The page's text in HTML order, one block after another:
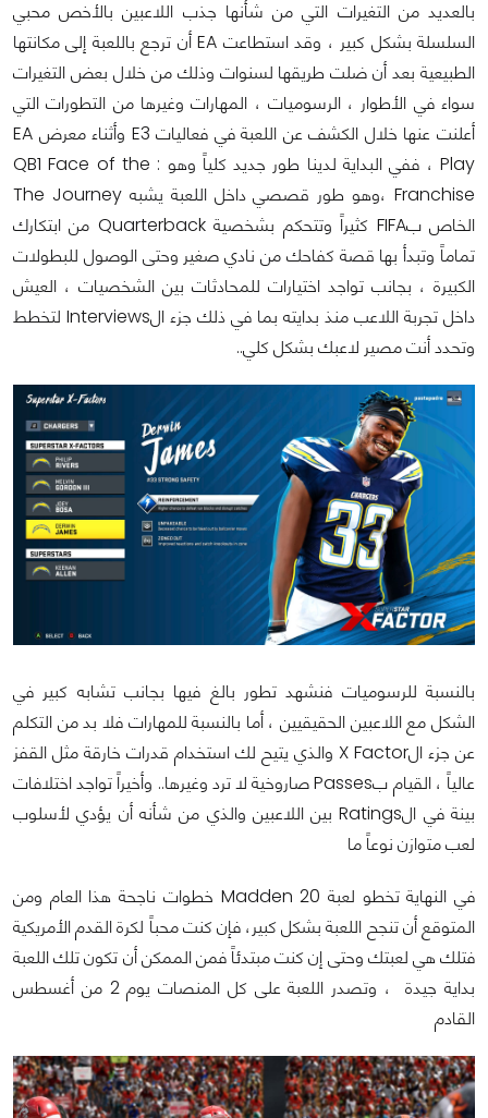
بالعديد من التغيرات التي من شأنها جذب اللاعبين بالأخص محبي
السلسلة بشكل كبير ، وقد استطاعت EA أن ترجع باللعبة إلى مكانتها
الطبيعية بعد أن ضلت طريقها لسنوات وذلك من خلال بعض التغيرات
سواء في الأطوار ، الرسوميات ، المهارات وغيرها من التطورات التي
أعلنت عنها خلال الكشف عن اللعبة في فعاليات E3 وأثناء معرض EA
Play ، ففي البداية لدينا طور جديد كلياً وهو : QB1 Face of the
Franchise ،وهو طور قصصي داخل اللعبة يشبه The Journey
الخاص بFIFA كثيراً وتتحكم بشخصية Quarterback من ابتكارك
تماماً وتبدأ بها قصة كفاحك من نادي صغير وحتى الوصول للبطولات
الكبيرة ، بجانب تواجد اختيارات للمحادثات بين الشخصيات ، العيش
داخل تجربة اللاعب منذ بدايته بما في ذلك جزء الInterviews لتخطط
وتحدد أنت مصير لاعبك بشكل كلي..
بالنسبة للرسوميات فنشهد تطور بالغ فيها بجانب تشابه كبير في
الشكل مع اللاعبين الحقيقيين ، أما بالنسبة للمهارات فلا بد من التكلم
عن جزء الX Factor والذي يتيح لك استخدام قدرات خارقة مثل القفز
عالياً ، القيام بPasses صاروخية لا ترد وغيرها.. وأخيراً تواجد اختلافات
بينة في الRatings بين اللاعبين والذي من شأنه أن يؤدي لأسلوب
لعب متوازن نوعاً ما
في النهاية تخطو لعبة Madden 20 خطوات ناجحة هذا العام ومن
المتوقع أن تنجح اللعبة بشكل كبير، فإن كنت محباً لكرة القدم الأمريكية
فتلك هي لعبتك وحتى إن كنت مبتدئاً فمن الممكن أن تكون تلك اللعبة
بداية جيدة ، وتصدر اللعبة على كل المنصات يوم 2 من أغسطس
القادم